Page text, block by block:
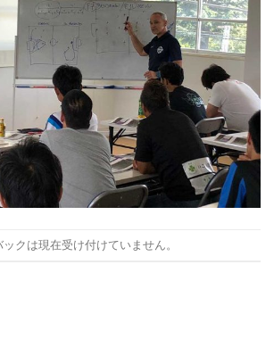
クは現在受け付けていません。